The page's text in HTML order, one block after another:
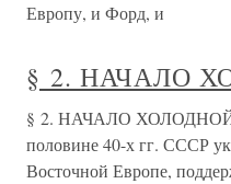
Европу, и Форд, и
§ 2. НАЧАЛО
§ 2. НАЧАЛО
половине 40-х гг. СССР
Восточной Европе,